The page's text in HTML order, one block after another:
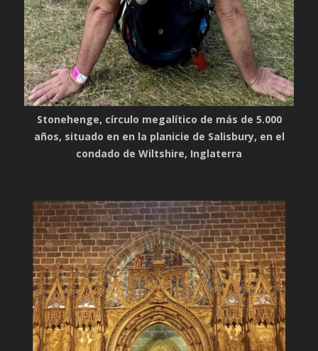
Stonehenge, círculo megalítico de más de 5.000
años, situado en en la planicie de Salisbury, en el
condado de Wiltshire, Inglaterra